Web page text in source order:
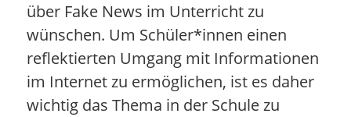
über Fake News im Unterricht zu
wünschen. Um Schüler*innen einen
reflektierten Umgang mit Informationen
im Internet zu ermöglichen, ist es daher
wichtig das Thema in der Schule zu